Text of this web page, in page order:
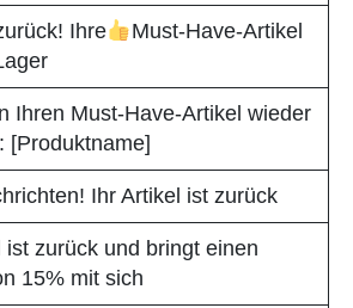
Ihre
Must-Have-Artikel
Ihren Must-Have-Artikel wieder
[Produktname]
Ihr Artikel ist zurück
ist zurück und bringt einen
15% mit sich